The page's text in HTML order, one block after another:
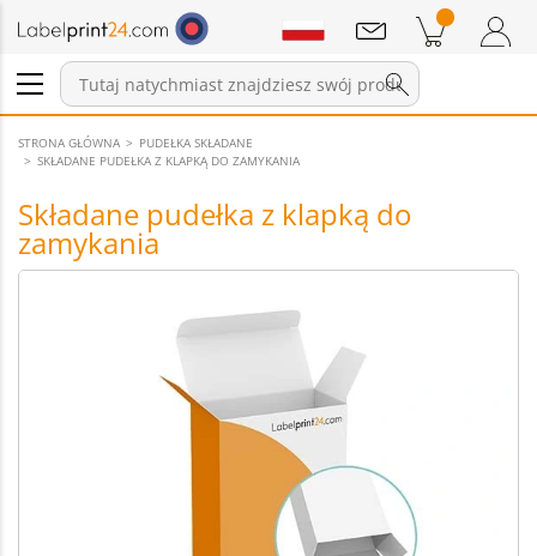
Zaloguj się / Zarejestruj
Pozycji w koszyku
Wiadomości
STRONA GŁÓWNA
PUDEŁKA SKŁADANE
SKŁADANE PUDEŁKA Z KLAPKĄ DO ZAMYKANIA
Składane pudełka z klapką do
zamykania